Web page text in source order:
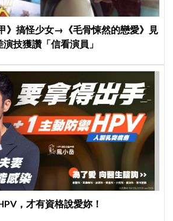
》搞怪少女→《毛骨悚然的戀愛》見
技獲讚「信看演員」
，才有資格說愛妳！